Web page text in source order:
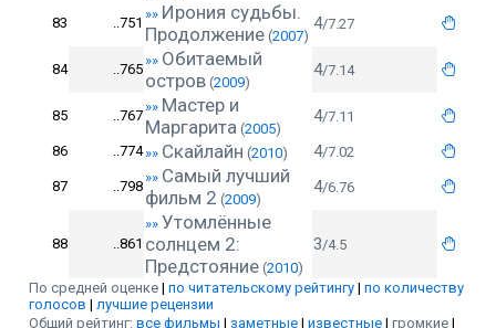
83 ..751
»» Ирония судьбы.
Продолжение (2007)
4/7.27
84 ..765
»» Обитаемый
остров (2009)
4/7.14
85 ..767
»» Мастер и
Маргарита (2005)
4/7.11
86 ..774»» Скайлайн (2010) 4/7.02
87 ..798
»» Самый лучший
фильм 2 (2009)
4/6.76
88 ..861
»» Утомлённые
солнцем 2:
Предстояние (2010)
3/4.5
По средней оценке | по читательскому рейтингу | по количеству
голосов | лучшие рецензии
Общий рейтинг: все фильмы | заметные | известные | громкие |